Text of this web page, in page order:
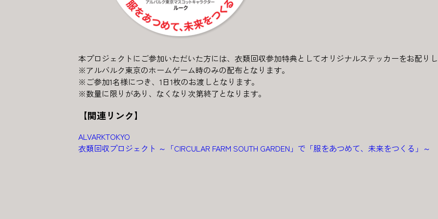
本プロジェクトにご参加いただいた方には、衣類回収参加特典としてオリジナルステッカーをお配り
※アルバルク東京のホームゲーム時のみの配布となります。
※ご参加1名様につき、1日1枚のお渡しとなります。
※数量に限りがあり、なくなり次第終了となります。
【関連リンク】
ALVARKTOKYO
衣類回収プロジェクト ～「CIRCULAR FARM SOUTH GARDEN」で「服をあつめて、未来をつくる」～